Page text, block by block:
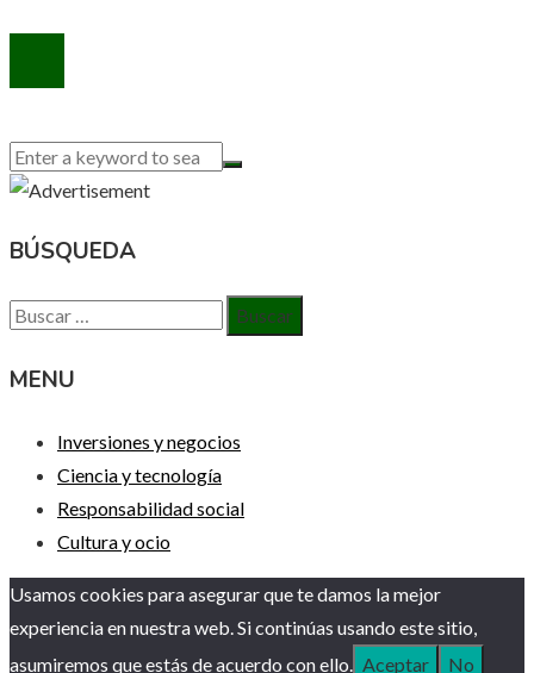
BÚSQUEDA
Buscar:
MENU
Inversiones y negocios
Ciencia y tecnología
Responsabilidad social
Cultura y ocio
Usamos cookies para asegurar que te damos la mejor
experiencia en nuestra web. Si continúas usando este sitio,
asumiremos que estás de acuerdo con ello.
Aceptar
No